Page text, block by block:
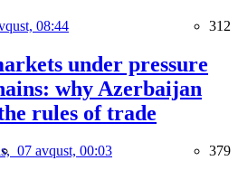
08:44 312
under pressure
why Azerbaijan
rules of trade
07 avqust, 00:03 379